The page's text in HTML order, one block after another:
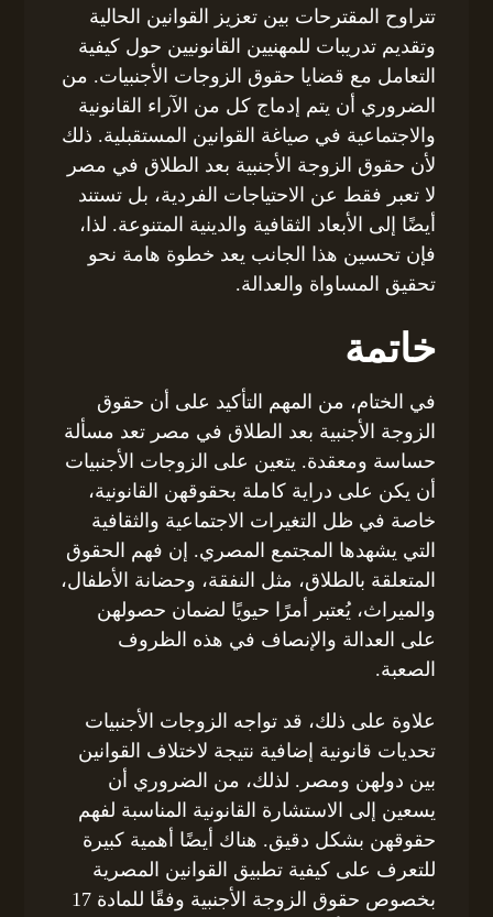
تتراوح المقترحات بين تعزيز القوانين الحالية
وتقديم تدريبات للمهنيين القانونيين حول كيفية
التعامل مع قضايا حقوق الزوجات الأجنبيات. من
الضروري أن يتم إدماج كل من الآراء القانونية
والاجتماعية في صياغة القوانين المستقبلية. ذلك
لأن حقوق الزوجة الأجنبية بعد الطلاق في مصر
لا تعبر فقط عن الاحتياجات الفردية، بل تستند
أيضًا إلى الأبعاد الثقافية والدينية المتنوعة. لذا،
فإن تحسين هذا الجانب يعد خطوة هامة نحو
تحقيق المساواة والعدالة.
خاتمة
في الختام، من المهم التأكيد على أن حقوق
الزوجة الأجنبية بعد الطلاق في مصر تعد مسألة
حساسة ومعقدة. يتعين على الزوجات الأجنبيات
أن يكن على دراية كاملة بحقوقهن القانونية،
خاصة في ظل التغيرات الاجتماعية والثقافية
التي يشهدها المجتمع المصري. إن فهم الحقوق
المتعلقة بالطلاق، مثل النفقة، وحضانة الأطفال،
والميراث، يُعتبر أمرًا حيويًا لضمان حصولهن
على العدالة والإنصاف في هذه الظروف
الصعبة.
علاوة على ذلك، قد تواجه الزوجات الأجنبيات
تحديات قانونية إضافية نتيجة لاختلاف القوانين
بين دولهن ومصر. لذلك، من الضروري أن
يسعين إلى الاستشارة القانونية المناسبة لفهم
حقوقهن بشكل دقيق. هناك أيضًا أهمية كبيرة
للتعرف على كيفية تطبيق القوانين المصرية
بخصوص حقوق الزوجة الأجنبية وفقًا للمادة 17